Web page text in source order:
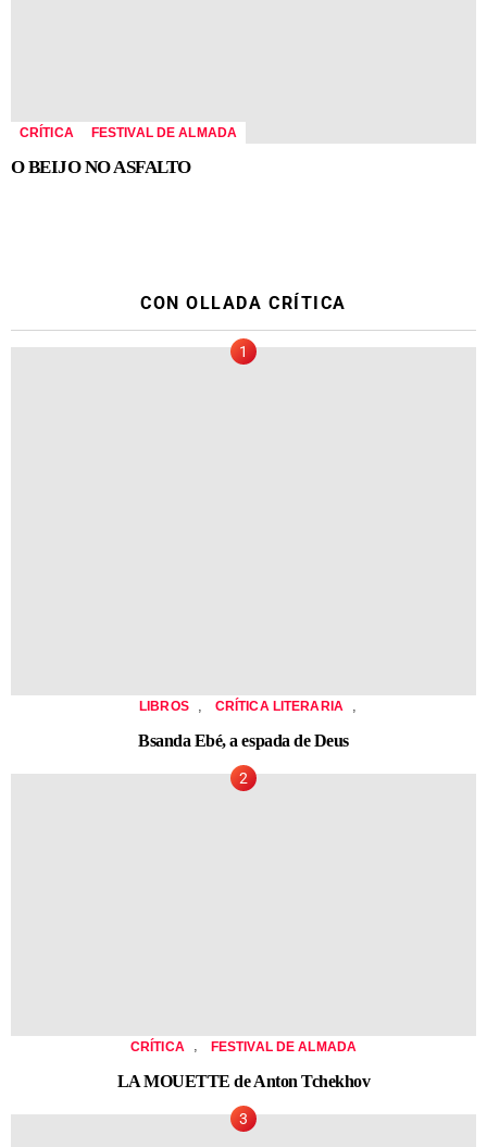
CRÍTICA FESTIVAL DE ALMADA
O BEIJO NO ASFALTO
CON OLLADA CRÍTICA
LIBROS CRÍTICA LITERARIA
Bsanda Ebé, a espada de Deus
CRÍTICA , FESTIVAL DE ALMADA
LA MOUETTE de Anton Tchekhov